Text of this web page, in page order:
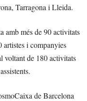
Tarragona i Lleida.
amb més de 90 activitats
artistes i companyies
voltant de 180 activitats
de Barcelona